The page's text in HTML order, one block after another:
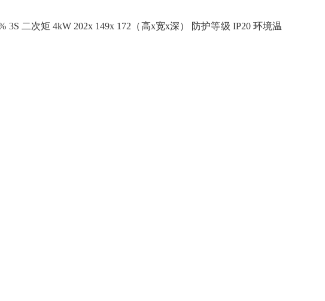
3S 二次矩 4kW 202x 149x 172（高x宽x深） 防护等级 IP20 环境温